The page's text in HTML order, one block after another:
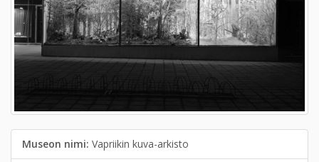
Museon nimi: Vapriikin kuva-arkisto